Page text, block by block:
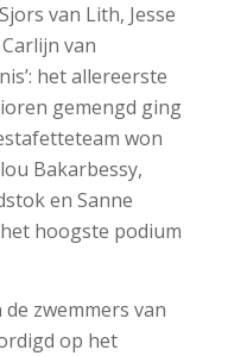
van Lith, Jesse
van
het allereerste
gemengd ging
won
Bakarbessy,
en Sanne
hoogste podium
zwemmers van
op het